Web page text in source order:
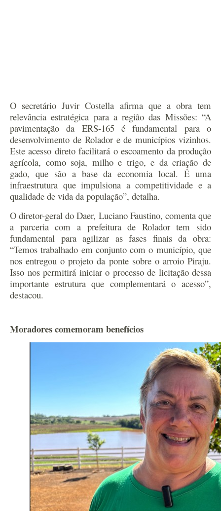
O secretário Juvir Costella afirma que a obra tem
relevância estratégica para a região das Missões: “A
pavimentação da ERS-165 é fundamental para o
desenvolvimento de Rolador e de municípios vizinhos.
Este acesso direto facilitará o escoamento da produção
agrícola, como soja, milho e trigo, e da criação de
gado, que são a base da economia local. É uma
infraestrutura que impulsiona a competitividade e a
qualidade de vida da população”, detalha.
O diretor-geral do Daer, Luciano Faustino, comenta que
a parceria com a prefeitura de Rolador tem sido
fundamental para agilizar as fases finais da obra:
“Temos trabalhado em conjunto com o município, que
nos entregou o projeto da ponte sobre o arroio Piraju.
Isso nos permitirá iniciar o processo de licitação dessa
importante estrutura que complementará o acesso”,
destacou.
Moradores comemoram benefícios